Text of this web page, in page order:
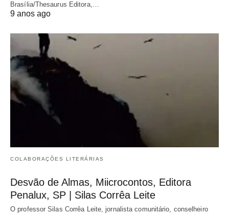
Brasília/Thesaurus Editora,…
9 anos ago
COLABORAÇÕES LITERÁRIAS
Desvão de Almas, Miicrocontos, Editora
Penalux, SP | Silas Corrêa Leite
O professor Silas Corrêa Leite, jornalista comunitário, conselheiro